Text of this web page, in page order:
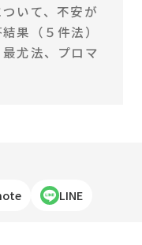
いて、不安が
果（５件法）
尤法、プロマ
LINE